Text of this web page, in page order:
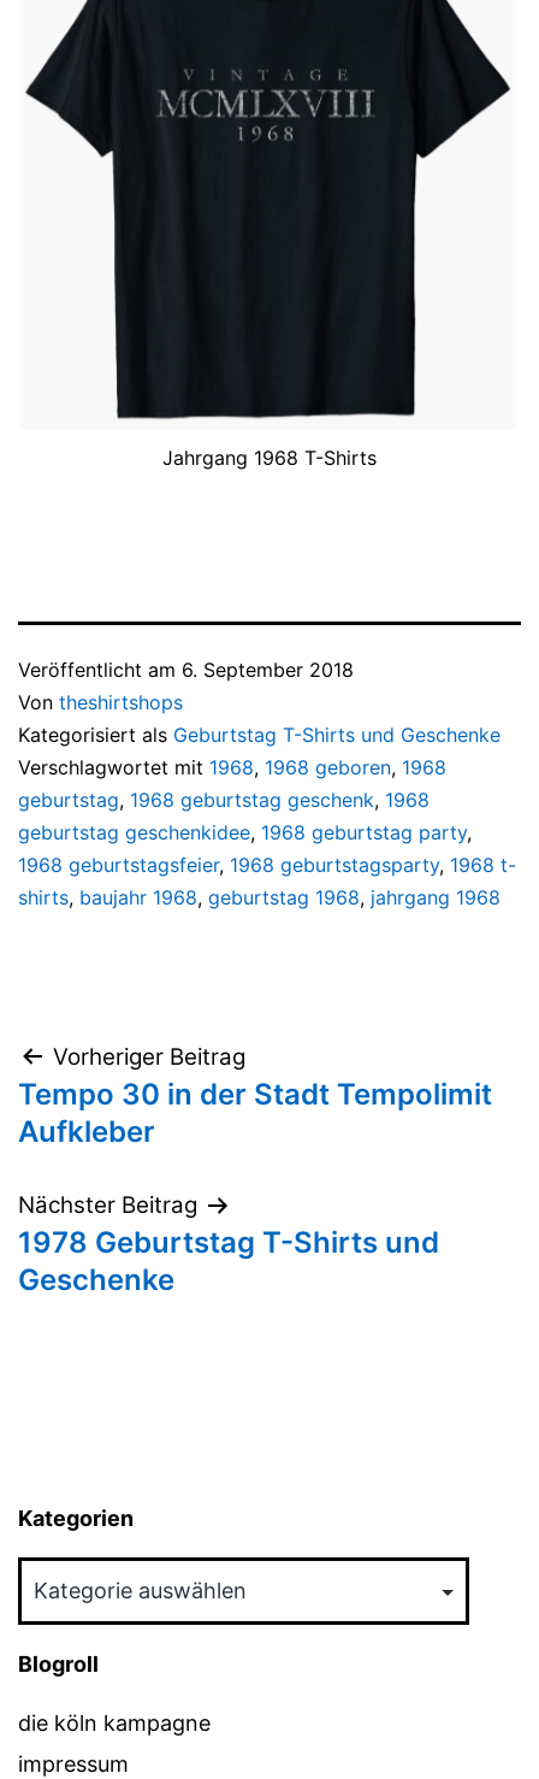
Jahrgang 1968 T-Shirts
Veröffentlicht am 6. September 2018
Von theshirtshops
Kategorisiert als Geburtstag T-Shirts und Geschenke
Verschlagwortet mit 1968, 1968 geboren, 1968
geburtstag, 1968 geburtstag geschenk, 1968
geburtstag geschenkidee, 1968 geburtstag party,
1968 geburtstagsfeier, 1968 geburtstagsparty, 1968 t-
shirts, baujahr 1968, geburtstag 1968, jahrgang 1968
Beitragsnavigation
Vorheriger Beitrag
Tempo 30 in der Stadt Tempolimit
Aufkleber
Nächster Beitrag
1978 Geburtstag T-Shirts und
Geschenke
Kategorien
Blogroll
die köln kampagne
impressum